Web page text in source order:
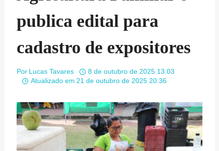
publica edital para
cadastro de expositores
Por Lucas Tavares
8 de outubro de 2025 13:03
Atualizado em 21 de outubro de 2025 20:36